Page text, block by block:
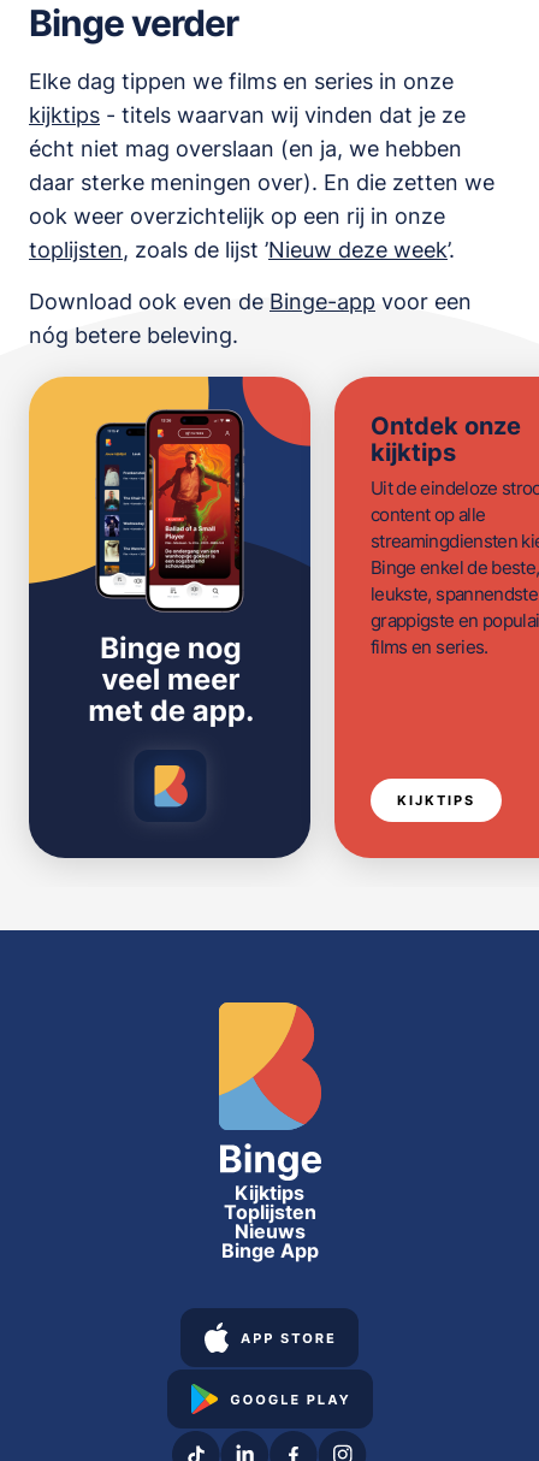
Binge verder
Elke dag tippen we films en series in onze
kijktips - titels waarvan wij vinden dat je ze
écht niet mag overslaan (en ja, we hebben
daar sterke meningen over). En die zetten we
ook weer overzichtelijk op een rij in onze
toplijsten, zoals de lijst ’Nieuw deze week’.
Download ook even de Binge-app voor een
nóg betere beleving.
Ontdek onze
kijktips
Uit de eindeloze
content op alle
streamingdiensten
Binge enkel de beste,
leukste,
grappigste en
films en series.
KIJKTIPS
Kijktips
Toplijsten
Nieuws
Binge App